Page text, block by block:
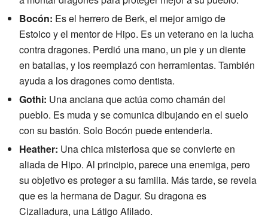
Bocón: Es el herrero de Berk, el mejor amigo de
Estoico y el mentor de Hipo. Es un veterano en la lucha
contra dragones. Perdió una mano, un pie y un diente
en batallas, y los reemplazó con herramientas. También
ayuda a los dragones como dentista.
Gothi: Una anciana que actúa como chamán del
pueblo. Es muda y se comunica dibujando en el suelo
con su bastón. Solo Bocón puede entenderla.
Heather: Una chica misteriosa que se convierte en
aliada de Hipo. Al principio, parece una enemiga, pero
su objetivo es proteger a su familia. Más tarde, se revela
que es la hermana de Dagur. Su dragona es
Cizalladura, una Látigo Afilado.